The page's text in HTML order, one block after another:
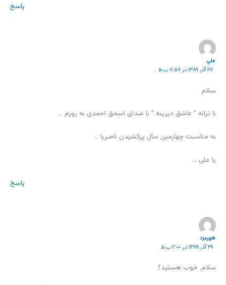
پاسخ
علي
۲۷ آذر ۱۳۸۹ در ۷:۵۷ ب.ظ
سلام
با ترانه ” عاشق دیرینه ” با صدای اسحق احمدی به روزم …
به مناسبت چهارمین سال پرکشیدن ناصریا …
یا علی …
پاسخ
هورمزد
۲۹ آذر ۱۳۸۹ در ۲:۰۰ ب.ظ
سلام. خوب هستید؟